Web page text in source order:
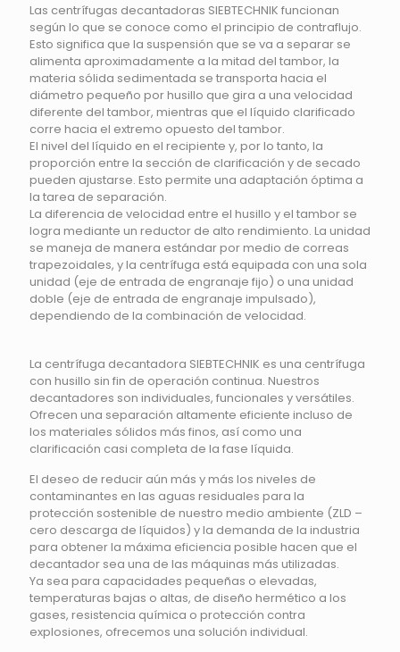
Las centrífugas decantadoras SIEBTECHNIK funcionan
según lo que se conoce como el principio de contraflujo.
Esto significa que la suspensión que se va a separar se
alimenta aproximadamente a la mitad del tambor, la
materia sólida sedimentada se transporta hacia el
diámetro pequeño por husillo que gira a una velocidad
diferente del tambor, mientras que el líquido clarificado
corre hacia el extremo opuesto del tambor.
El nivel del líquido en el recipiente y, por lo tanto, la
proporción entre la sección de clarificación y de secado
pueden ajustarse. Esto permite una adaptación óptima a
la tarea de separación.
La diferencia de velocidad entre el husillo y el tambor se
logra mediante un reductor de alto rendimiento. La unidad
se maneja de manera estándar por medio de correas
trapezoidales, y la centrífuga está equipada con una sola
unidad (eje de entrada de engranaje fijo) o una unidad
doble (eje de entrada de engranaje impulsado),
dependiendo de la combinación de velocidad.
La centrífuga decantadora SIEBTECHNIK es una centrífuga
con husillo sin fin de operación continua. Nuestros
decantadores son individuales, funcionales y versátiles.
Ofrecen una separación altamente eficiente incluso de
los materiales sólidos más finos, así como una
clarificación casi completa de la fase líquida.
El deseo de reducir aún más y más los niveles de
contaminantes en las aguas residuales para la
protección sostenible de nuestro medio ambiente (ZLD –
cero descarga de líquidos) y la demanda de la industria
para obtener la máxima eficiencia posible hacen que el
decantador sea una de las máquinas más utilizadas.
Ya sea para capacidades pequeñas o elevadas,
temperaturas bajas o altas, de diseño hermético a los
gases, resistencia química o protección contra
explosiones, ofrecemos una solución individual.